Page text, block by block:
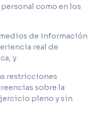
como en los
de información
real de
y
restricciones
sobre la
pleno y sin